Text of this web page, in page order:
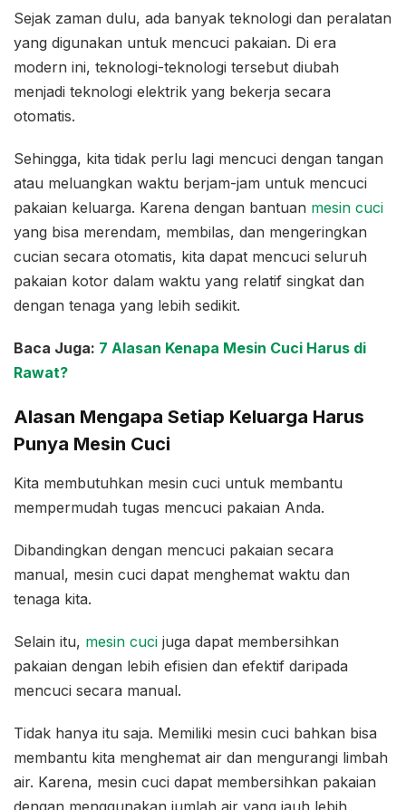
Sejak zaman dulu, ada banyak teknologi dan peralatan
yang digunakan untuk mencuci pakaian. Di era
modern ini, teknologi-teknologi tersebut diubah
menjadi teknologi elektrik yang bekerja secara
otomatis.
Sehingga, kita tidak perlu lagi mencuci dengan tangan
atau meluangkan waktu berjam-jam untuk mencuci
pakaian keluarga. Karena dengan bantuan mesin cuci
yang bisa merendam, membilas, dan mengeringkan
cucian secara otomatis, kita dapat mencuci seluruh
pakaian kotor dalam waktu yang relatif singkat dan
dengan tenaga yang lebih sedikit.
Baca Juga: 7 Alasan Kenapa Mesin Cuci Harus di
Rawat?
Alasan Mengapa Setiap Keluarga Harus
Punya Mesin Cuci
Kita membutuhkan mesin cuci untuk membantu
mempermudah tugas mencuci pakaian Anda.
Dibandingkan dengan mencuci pakaian secara
manual, mesin cuci dapat menghemat waktu dan
tenaga kita.
Selain itu, mesin cuci juga dapat membersihkan
pakaian dengan lebih efisien dan efektif daripada
mencuci secara manual.
Tidak hanya itu saja. Memiliki mesin cuci bahkan bisa
membantu kita menghemat air dan mengurangi limbah
air. Karena, mesin cuci dapat membersihkan pakaian